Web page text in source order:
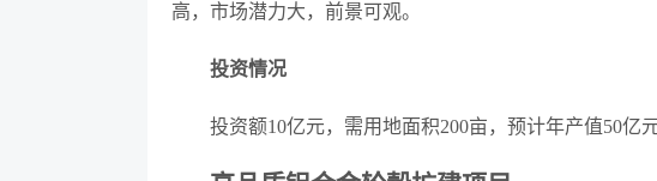
高，市场潜力大，前景可观。
投资情况
投资额10亿元，需用地面积200亩，预计年产值50亿